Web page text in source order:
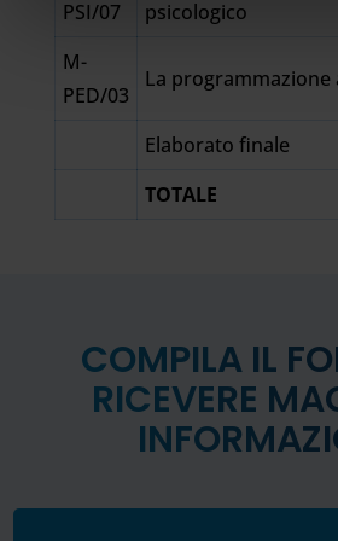
PSI/07
psicologico
M-
PED/03
La programmazione
Elaborato finale
TOTALE
COMPILA IL
RICEVERE